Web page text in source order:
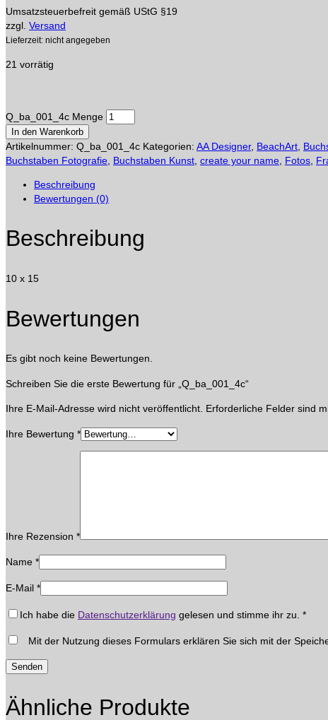
Umsatzsteuerbefreit gemäß UStG §19
zzgl. Versand
Lieferzeit: nicht angegeben
21 vorrätig
Q_ba_001_4c Menge
In den Warenkorb
Artikelnummer: Q_ba_001_4c Kategorien: AA Designer, BeachArt
Buchstaben Fotografie Buchstaben Kunst create your name Fotos
Beschreibung
Bewertungen (0)
Beschreibung
10 x 15
Bewertungen
Es gibt noch keine Bewertungen.
Schreiben Sie die erste Bewertung für „Q_ba_001_4c“
Ihre E-Mail-Adresse wird nicht veröffentlicht. Erforderliche Felder sind
Ihre Bewertung *
Ihre Rezension *
Name *
E-Mail *
Ich habe die Datenschutzerklärung gelesen und stimme ihr zu. *
Mit der Nutzung dieses Formulars erklären Sie sich mit der
Ähnliche Produkte